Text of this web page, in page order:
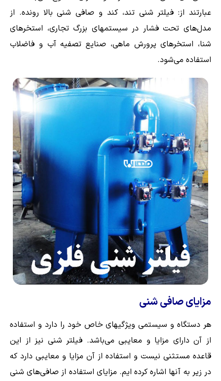
عبارتند از: فیلتر شنی تند، کند و صافی شنی بالا رونده. از
مدل‌های تحت فشار در سیستمهای بزرگ تجاری، استخرهای
شنا، استخرهای پرورش ماهی، صنایع تصفیه آب و فاضلاب
استفاده می‌شود.
مزایای صافی شنی
هر دستگاه و سیستمی ویژگیهای خاص خود را دارد و استفاده
از آن دارای مزایا و معایبی می‌باشد. فیلتر شنی نیز از این
قاعده مستثنی نیست و استفاده از آن مزایا و معایبی دارد که
در زیر به آنها اشاره کرده ایم. مزایای استفاده از صافی‌های شنی